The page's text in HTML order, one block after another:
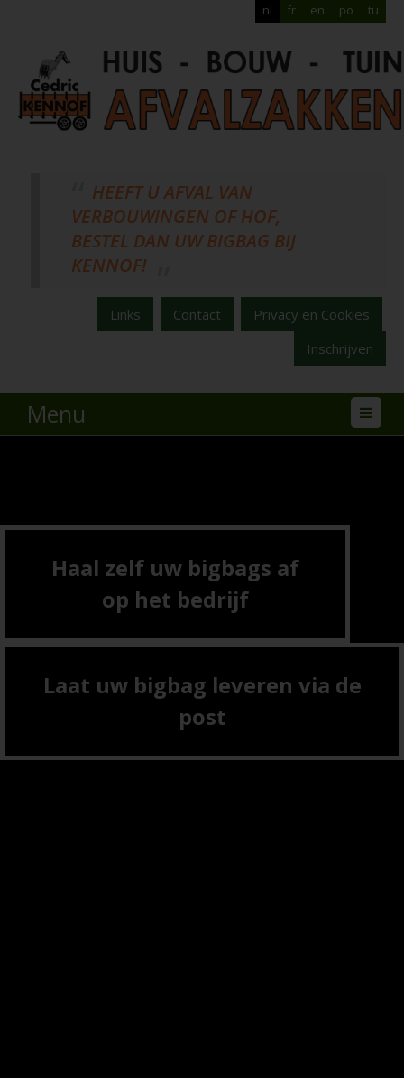
nl fr en po tu
HEEFT U AFVAL VAN
VERBOUWINGEN OF HOF,
BESTEL DAN UW BIGBAG BIJ
KENNOF!
Links Contact
Privacy en Cookies
Inschrijven
Menu
Haal zelf uw bigbags af
op het bedrijf
Laat uw bigbag leveren via de
post